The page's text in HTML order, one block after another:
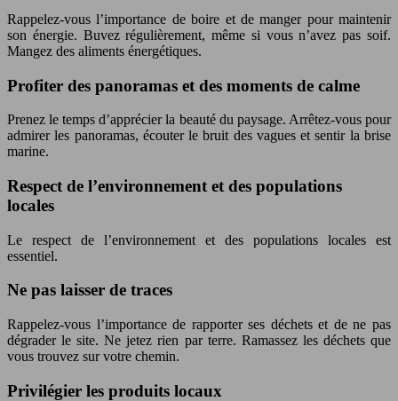
Rappelez-vous l’importance de boire et de manger pour maintenir
son énergie. Buvez régulièrement, même si vous n’avez pas soif.
Mangez des aliments énergétiques.
Profiter des panoramas et des moments de calme
Prenez le temps d’apprécier la beauté du paysage. Arrêtez-vous pour
admirer les panoramas, écouter le bruit des vagues et sentir la brise
marine.
Respect de l’environnement et des populations
locales
Le respect de l’environnement et des populations locales est
essentiel.
Ne pas laisser de traces
Rappelez-vous l’importance de rapporter ses déchets et de ne pas
dégrader le site. Ne jetez rien par terre. Ramassez les déchets que
vous trouvez sur votre chemin.
Privilégier les produits locaux